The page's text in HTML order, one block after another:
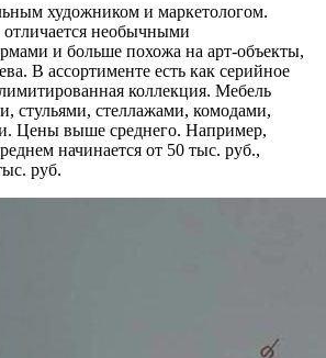
художником и маркетологом.
отличается необычными
и больше похожа на арт-объекты,
В ассортименте есть как серийное
коллекция. Мебель
стульями, стеллажами, комодами,
Цены выше среднего. Например,
начинается от 50 тыс. руб.,
руб.